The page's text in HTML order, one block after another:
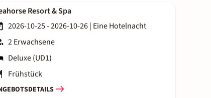
Resort & Spa
2026-10-25 - 2026-10-26| Eine Hotelnacht
2 Erwachsene
Deluxe (UD1)
Frühstück